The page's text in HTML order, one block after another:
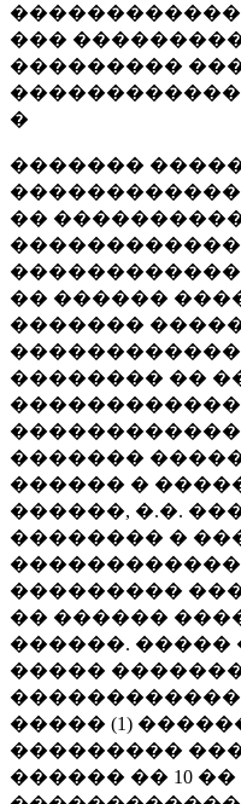
���
���������
�
�������
��
�� ������
�������
�������� ��
�������
������ �
������, �.�.
�������� �
���������
�� ������
������. �����
�����
����� (1)
���������
������ �� 10 ��